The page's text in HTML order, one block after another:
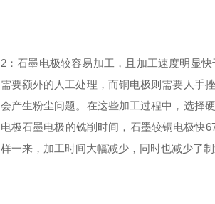
2：石墨电极较容易加工，且加工速度明显
需要额外的人工处理，而铜电极则需要人手
会产生粉尘问题。在这些加工过程中，选择
电极石墨电极的铣削时间，石墨较铜电极快
样一来，加工时间大幅减少，同时也减少了制